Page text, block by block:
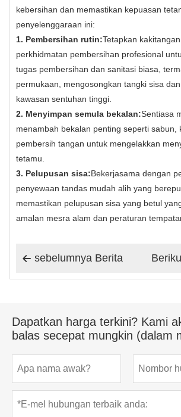
kebersihan dan memastikan kepuasan
penyelenggaraan ini:
1. Pembersihan rutin:Tetapkan
perkhidmatan pembersihan profesional
tugas pembersihan dan sanitasi biasa,
permukaan, mengosongkan tangki sisa
kawasan sentuhan tinggi.
2. Menyimpan semula bekalan:Sentiasa
menambah bekalan penting seperti sabun,
pembersih tangan untuk mengelakkan
tetamu.
3. Pelupusan sisa:Bekerjasama dengan
penyewaan tandas mudah alih yang
memastikan pelupusan sisa yang betul
amalan mesra alam dan peraturan
 sebelumnya Berita
Dapatkan harga terkini? Kami
balas secepat mungkin (dalam